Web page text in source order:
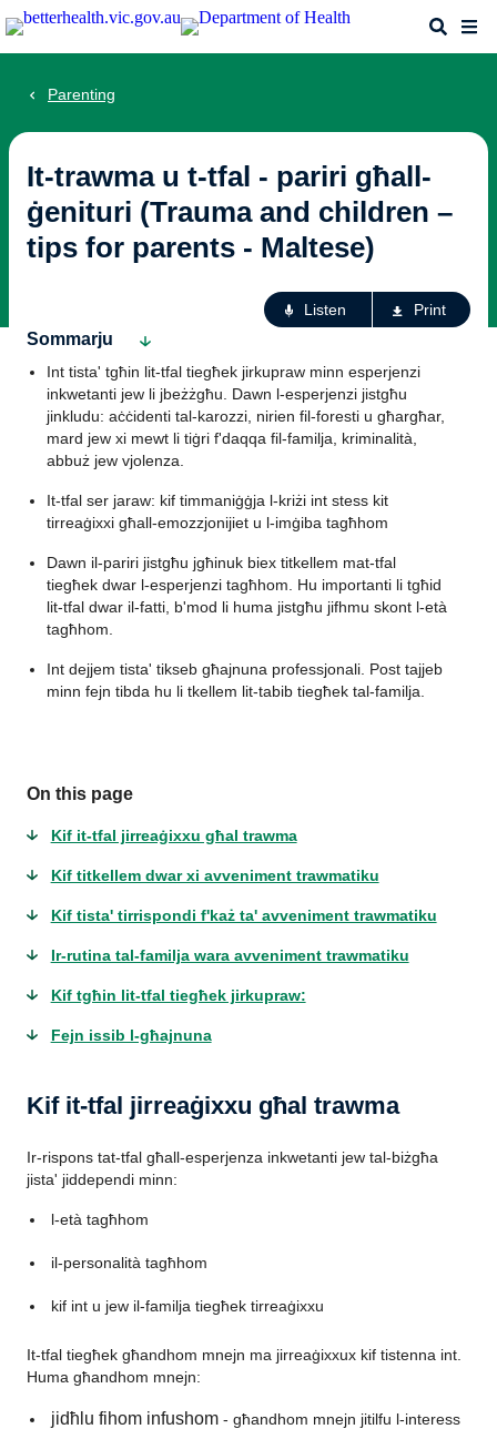
Skip
to
Search
Parenting
It-trawma u t-tfal - pariri għall-
ġenituri (Trauma and children –
tips for parents - Maltese)
Listen Print
Sommarju
Int tista' tgħin lit-tfal tiegħek jirkupraw minn esperjenzi
inkwetanti jew li jbeżżgħu. Dawn l-esperjenzi jistgħu
jinkludu: aċċidenti tal-karozzi, nirien fil-foresti u għargħar,
mard jew xi mewt li tiġri f'daqqa fil-familja, kriminalità,
abbuż jew vjolenza.
It-tfal ser jaraw: kif timmaniġġja l-kriżi int stess kit
tirreaġixxi għall-emozzjonijiet u l-imġiba tagħhom
Dawn il-pariri jistgħu jgħinuk biex titkellem mat-tfal
tiegħek dwar l-esperjenzi tagħhom. Hu importanti li tgħid
lit-tfal dwar il-fatti, b'mod li huma jistgħu jifhmu skont l-età
tagħhom.
Int dejjem tista' tikseb għajnuna professjonali. Post tajjeb
minn fejn tibda hu li tkellem lit-tabib tiegħek tal-familja.
On this page
Kif it-tfal jirreaġixxu għal trawma
Kif titkellem dwar xi avveniment trawmatiku
Kif tista' tirrispondi f'każ ta' avveniment trawmatiku
Ir-rutina tal-familja wara avveniment trawmatiku
Kif tgħin lit-tfal tiegħek jirkupraw:
Fejn issib l-għajnuna
Kif it-tfal jirreaġixxu għal trawma
Ir-rispons tat-tfal għall-esperjenza inkwetanti jew tal-biżgħa
jista' jiddependi minn:
l-età tagħhom
il-personalità tagħhom
kif int u jew il-familja tiegħek tirreaġixxu
It-tfal tiegħek għandhom mnejn ma jirreaġixxux kif tistenna int.
Huma għandhom mnejn:
jidħlu fihom infushom- għandhom mnejn jitilfu l-interess